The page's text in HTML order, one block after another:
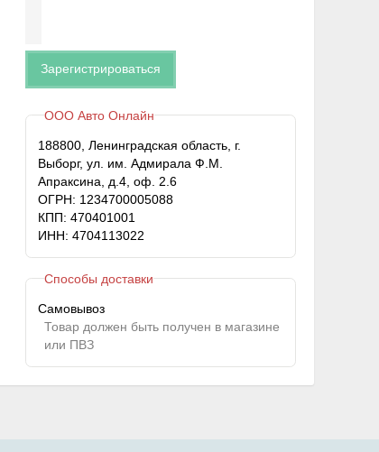
Зарегистрироваться
ООО Авто Онлайн
188800, Ленинградская область, г.
Выборг, ул. им. Адмирала Ф.М.
Апраксина, д.4, оф. 2.6
ОГРН: 1234700005088
КПП: 470401001
ИНН: 4704113022
Способы доставки
Самовывоз
Товар должен быть получен в магазине
или ПВЗ